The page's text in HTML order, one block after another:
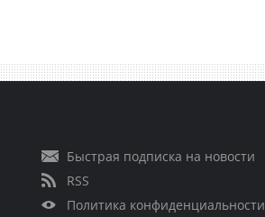
Быстрая подписка на новости
RSS
Политика конфиденциальности